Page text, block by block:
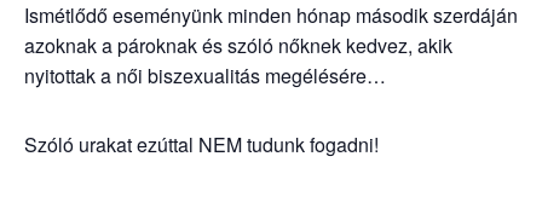
Ismétlődő eseményünk minden hónap második szerdáján
azoknak a pároknak és szóló nőknek kedvez, akik
nyitottak a női biszexualitás megélésére…
Szóló urakat ezúttal NEM tudunk fogadni!